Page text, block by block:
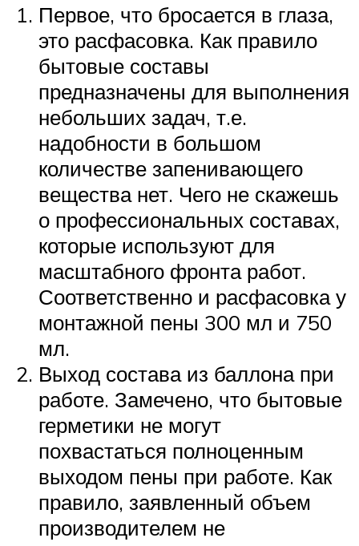
Первое, что бросается в глаза,
это расфасовка. Как правило
бытовые составы
предназначены для выполнения
небольших задач, т.е.
надобности в большом
количестве запенивающего
вещества нет. Чего не скажешь
о профессиональных составах,
которые используют для
масштабного фронта работ.
Соответственно и расфасовка у
монтажной пены 300 мл и 750
мл.
Выход состава из баллона при
работе. Замечено, что бытовые
герметики не могут
похвастаться полноценным
выходом пены при работе. Как
правило, заявленный объем
производителем не